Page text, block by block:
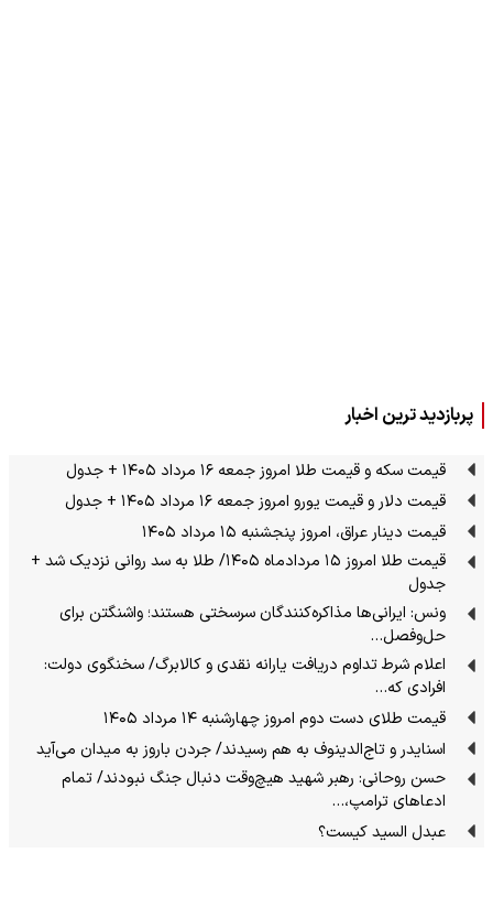
پربازدید ترین اخبار
قیمت سکه و قیمت طلا امروز جمعه ۱۶ مرداد ۱۴۰۵ + جدول
قیمت دلار و قیمت یورو امروز جمعه ۱۶ مرداد ۱۴۰۵ + جدول
قیمت دینار عراق، امروز پنجشنبه ۱۵ مرداد ۱۴۰۵
قیمت طلا امروز ۱۵ مردادماه ۱۴۰۵/ طلا به سد روانی نزدیک شد +
جدول
ونس: ایرانی‌ها مذاکره‌کنندگان سرسختی هستند؛ واشنگتن برای
حل‌وفصل…
اعلام شرط تداوم دریافت یارانه نقدی و کالابرگ/ سخنگوی دولت:
افرادی که…
قیمت طلای دست دوم امروز چهارشنبه ۱۴ مرداد ۱۴۰۵
اسنایدر و تاج‌الدینوف به هم رسیدند/ جردن باروز به میدان می‌آید
حسن روحانی: رهبر شهید هیچ‌وقت دنبال جنگ نبودند/ تمام
ادعاهای ترامپ،…
عبدل السید کیست؟